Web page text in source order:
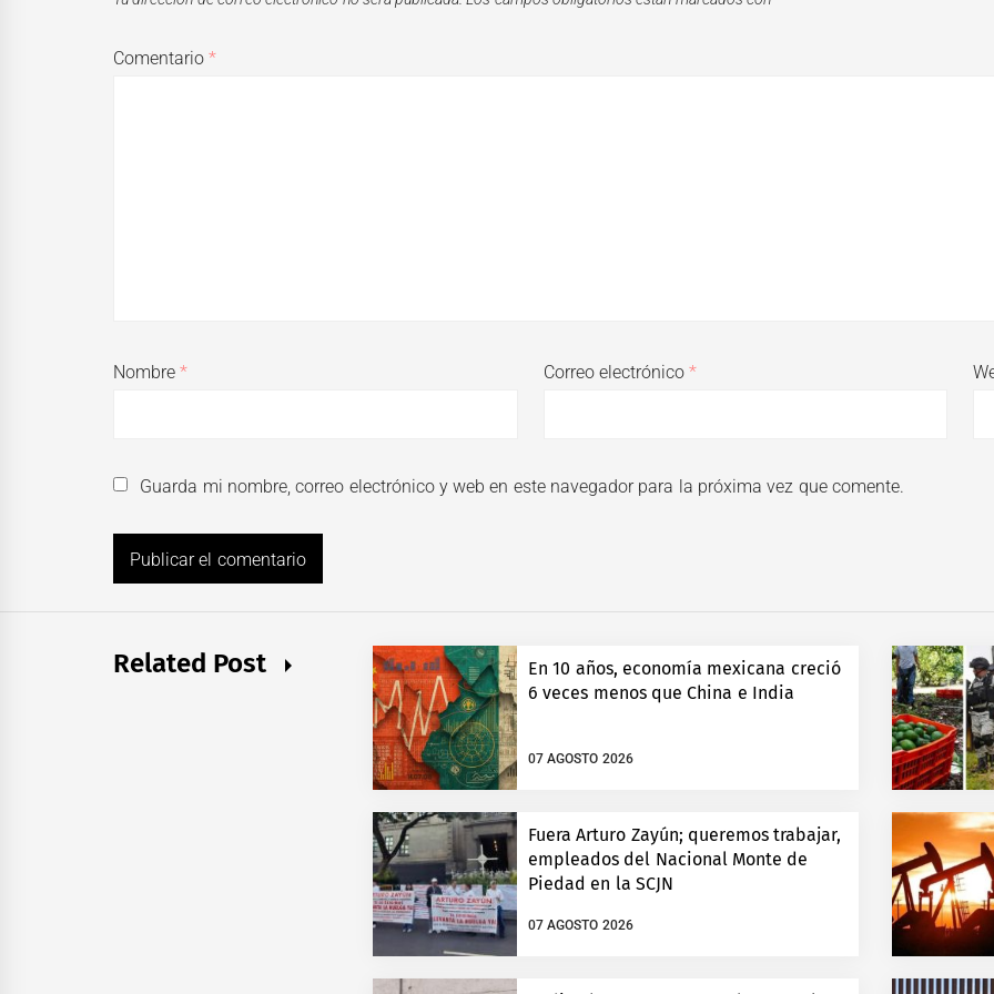
Comentario*
Nombre* Correo electrónico*
Guarda mi nombre, correo electrónico y web en este navegador para la próxima vez que comente.
Related Post
En 10 años, economía mexicana creció
6 veces menos que China e India
07 AGOSTO 2026
Fuera Arturo Zayún; queremos trabajar,
empleados del Nacional Monte de
Piedad en la SCJN
07 AGOSTO 2026